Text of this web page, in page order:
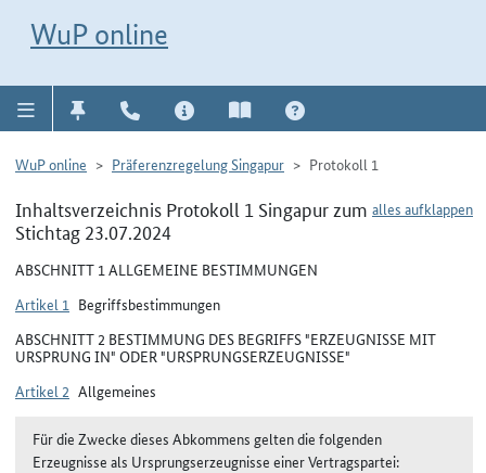
WuP online
WuP online Präferenzregelung Singapur Protokoll 1
alles aufklappen
Inhaltsverzeichnis Protokoll 1 Singapur zum
Stichtag 23.07.2024
ABSCHNITT 1 ALLGEMEINE BESTIMMUNGEN
Artikel 1 Begriffsbestimmungen
ABSCHNITT 2 BESTIMMUNG DES BEGRIFFS "ERZEUGNISSE MIT
URSPRUNG IN" ODER "URSPRUNGSERZEUGNISSE"
Artikel 2 Allgemeines
Für die Zwecke dieses Abkommens gelten die folgenden
Erzeugnisse als Ursprungserzeugnisse einer Vertragspartei: